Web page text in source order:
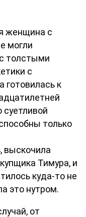
женщина с
могли
толстыми
с
готовилась к
суетливой
только
выскочила
Тимура, и
куда-то не
это нутром.
от